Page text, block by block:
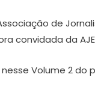
de
convidada da
Volume 2